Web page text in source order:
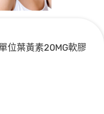
位葉黃素20MG軟膠